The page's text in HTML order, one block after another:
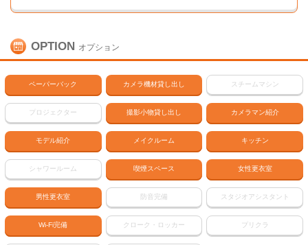
スチール1h 22,000円→【18,700円】
※ご予約の際は「コスコンを見た」とお伝えいただくと対応が
OPTION オプション
ペーパーバック カメラ機材貸し出し スチームマシン
プロジェクター 撮影小物貸し出し カメラマン紹介
モデル紹介 メイクルーム キッチン
シャワールーム 喫煙スペース 女性更衣室
男性更衣室 防音完備 スタジオアシスタント
Wi-Fi完備 クローク・ロッカー プリクラ